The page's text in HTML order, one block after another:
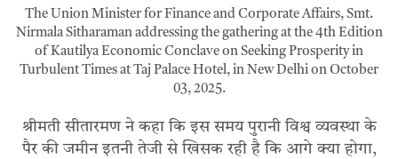
The Union Minister for Finance and Corporate Affairs, Smt.
Nirmala Sitharaman addressing the gathering at the 4th Edition
of Kautilya Economic Conclave on Seeking Prosperity in
Turbulent Times at Taj Palace Hotel, in New Delhi on October
03, 2025.
श्रीमती सीतारमण ने कहा कि इस समय पुरानी विश्व व्यवस्था के
पैर की जमीन इतनी तेजी से खिसक रही है कि आगे क्या होगा,